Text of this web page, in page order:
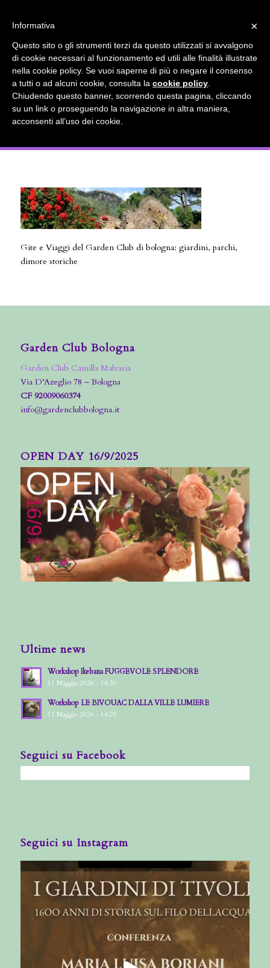
Gite e Viaggi del Garden Club di
bologna: giardini, parchi, dimore
Gite e Viaggi del Garden Club di bologna: giardini, parchi,
dimore storiche
Garden Club Bologna
Garden Club Camilla Malvasia
Via D’Azeglio 78 – Bologna
CF 92009060374
info@gardenclubbologna.it
OPEN DAY 16/9/2025
Ultime news
Workshop Ikebana FUGGEVOLE SPLENDORE
11 Maggio 2026 - 14:30
Workshop LE BIVOUAC DALLA VILLE LUMIERE
11 Maggio 2026 - 14:25
Seguici su Facebook
Seguici su Instagram
accetta l'uso dei cookies previsto nella pagina dedicata.
Fai clic per abilitare/disabilitare il tracciamento di
Google Analytics.
OK Privacy e cookie policy
×
Informativa
Questo sito o gli strumenti terzi da questo utilizzati si avvalgono
di cookie necessari al funzionamento ed utili alle finalità illustrate
nella cookie policy. Se vuoi saperne di più o negare il consenso
a tutti o ad alcuni cookie, consulta la cookie policy
Chiudendo questo banner, scorrendo questa pagina, cliccando
su un link o proseguendo la navigazione in altra maniera,
acconsenti all’uso dei cookie.